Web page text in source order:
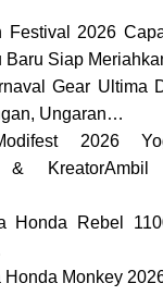
Festival 2026
Baru Siap
Gear Ultima
Ungaran…
2026
&
Honda Rebel
Honda Monkey